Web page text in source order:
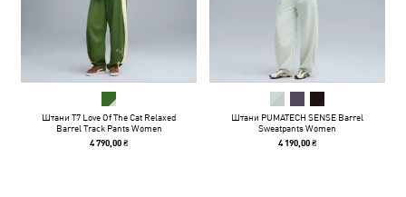
Штани T7 Love Of The Cat Relaxed
Barrel Track Pants Women
4 790,00 ₴
Штани PUMATECH SENSE Barrel
Sweatpants Women
4 190,00 ₴